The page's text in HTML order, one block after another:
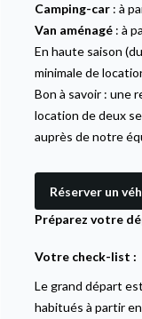
Camping-car: à
Van aménagé: à
En haute saison
minimale de
Bon à savoir : une
location de deux
auprès de notre
Réserver un
Préparez votre
Votre check-list :
Le grand départ
habitués à partir